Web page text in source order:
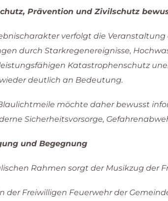
Prävention und Zivilschutz
verfolgt die
durch Starkregenereignisse,
Katastrophenschutz
deutlich an Bedeutung.
möchte daher bewusst
Sicherheitsvorsorge,
und Begegnung
Rahmen sorgt der Musikzug der
der Freiwilligen Feuerwehr der